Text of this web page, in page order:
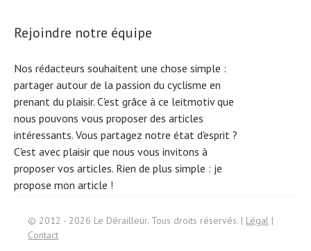
Rejoindre notre équipe
Nos rédacteurs souhaitent une chose simple :
partager autour de la passion du cyclisme en
prenant du plaisir. C'est grâce à ce leitmotiv que
nous pouvons vous proposer des articles
intéressants. Vous partagez notre état d'esprit ?
C'est avec plaisir que nous vous invitons à
proposer vos articles. Rien de plus simple : je
propose mon article !
© 2012 - 2026 Le Dérailleur. Tous droits réservés. | Légal |
Contact
Search
for: